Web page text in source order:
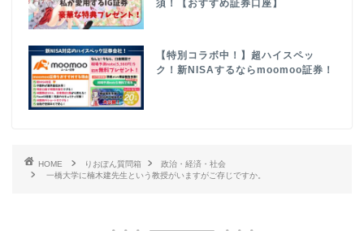
須！【おすすめ証券口座】
【特別コラボ中！】超ハイスペッ
ク！新NISAするならmoomoo証券！
HOME りおぽん質問箱
政治・経済・社会
一橋大学に楠木建先生という教授がいますがご存じですか。